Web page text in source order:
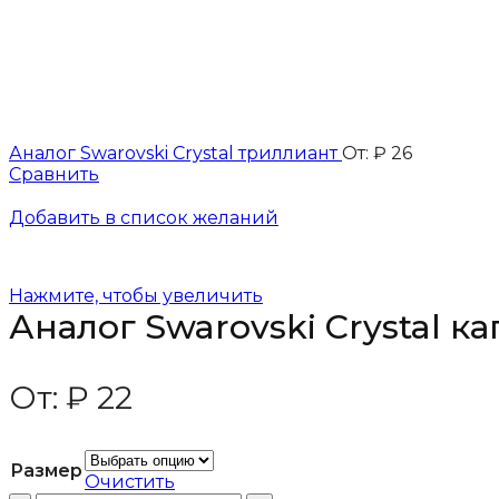
Аналог Swarovski Crystal триллиантОт: ₽ 26
Сравнить
Добавить в список желаний
Нажмите, чтобы увеличить
Аналог Swarovski Crystal
От: ₽ 22
Размер
Очистить